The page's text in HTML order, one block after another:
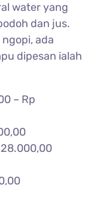
water yang
dan jus.
ada
dipesan ialah
– Rp